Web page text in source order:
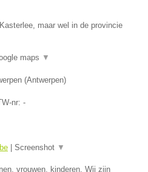
maar wel in de provincie
maps ▼
(Antwerpen)
nr: -
Screenshot ▼
vrouwen, kinderen. Wij zijn